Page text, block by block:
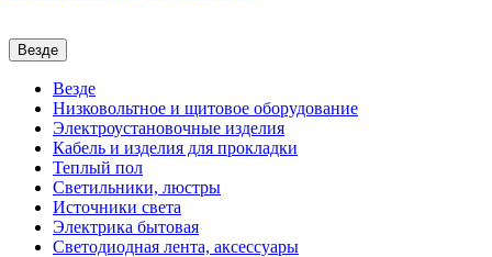
Везде
Везде
Низковольтное и щитовое оборудование
Электроустановочные изделия
Кабель и изделия для прокладки
Теплый пол
Светильники, люстры
Источники света
Электрика бытовая
Светодиодная лента, аксессуары